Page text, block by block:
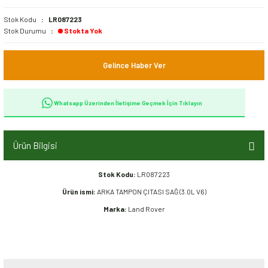
Stok Kodu
LR087223
Stok Durumu
Stokta Yok
Gelince Haber Ver
Whatsapp Üzerinden İletişime Geçmek İçin Tıklayın
Ürün Bilgisi
Stok Kodu: LR087223
Ürün ismi: ARKA TAMPON ÇITASI SAĞ (3.0L V6)
Marka: Land Rover